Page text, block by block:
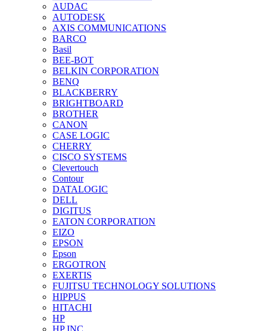
AUDAC
AUTODESK
AXIS COMMUNICATIONS
BARCO
Basil
BEE-BOT
BELKIN CORPORATION
BENQ
BLACKBERRY
BRIGHTBOARD
BROTHER
CANON
CASE LOGIC
CHERRY
CISCO SYSTEMS
Clevertouch
Contour
DATALOGIC
DELL
DIGITUS
EATON CORPORATION
EIZO
EPSON
Epson
ERGOTRON
EXERTIS
FUJITSU TECHNOLOGY SOLUTIONS
HIPPUS
HITACHI
HP
HP INC